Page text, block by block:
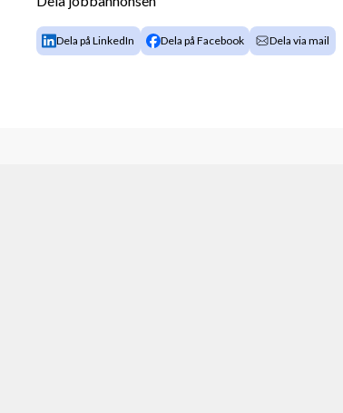
Dela på LinkedIn Dela på Facebook Dela via mail